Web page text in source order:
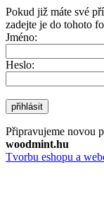
Pokud již máte své
zadejte je do tohoto
Jméno:
Heslo:
přihlásit
Připravujeme novou
woodmint.hu
Tvorbu eshopu a